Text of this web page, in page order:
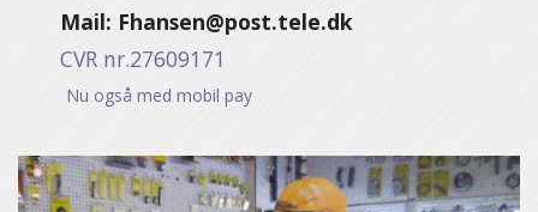
Mail: Fhansen@post.tele.dk
CVR nr.27609171
Nu også med mobil pay